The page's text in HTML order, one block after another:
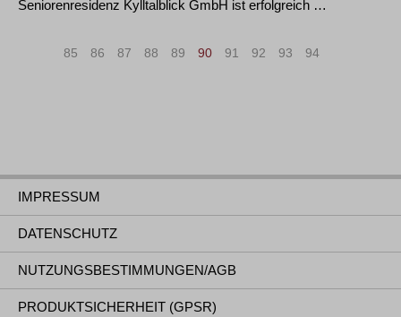
Seniorenresidenz Kylltalblick GmbH ist erfolgreich …
85 86 87 88 89 90 91 92 93 94
IMPRESSUM
DATENSCHUTZ
NUTZUNGSBESTIMMUNGEN/AGB
PRODUKTSICHERHEIT (GPSR)